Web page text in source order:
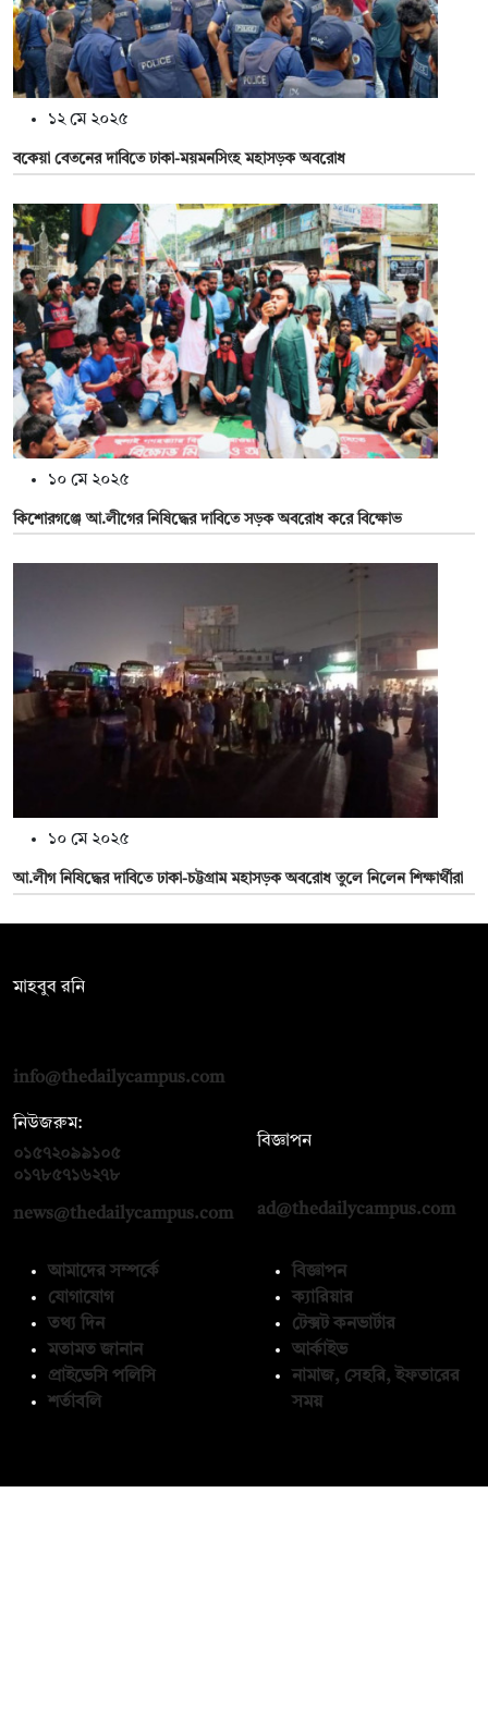
১২ মে ২০২৫
বকেয়া বেতনের দাবিতে ঢাকা-ময়মনসিংহ মহাসড়ক অবরোধ
১০ মে ২০২৫
কিশোরগঞ্জে আ.লীগের নিষিদ্ধের দাবিতে সড়ক অবরোধ করে বিক্ষোভ
১০ মে ২০২৫
আ.লীগ নিষিদ্ধের দাবিতে ঢাকা-চট্টগ্রাম মহাসড়ক অবরোধ তুলে নিলেন শিক্ষার্থীরা
মাহবুব রনি
info@thedailycampus.com
নিউজরুম:
০১৫৭২০৯৯১০৫
০১৭৮৫৭১৬২৭৮
news@thedailycampus.com
বিজ্ঞাপন
ad@thedailycampus.com
আমাদের সম্পর্কে
যোগাযোগ
তথ্য দিন
মতামত জানান
প্রাইভেসি পলিসি
শর্তাবলি
বিজ্ঞাপন
ক্যারিয়ার
টেক্সট কনভার্টার
আর্কাইভ
নামাজ, সেহরি, ইফতারের
সময়